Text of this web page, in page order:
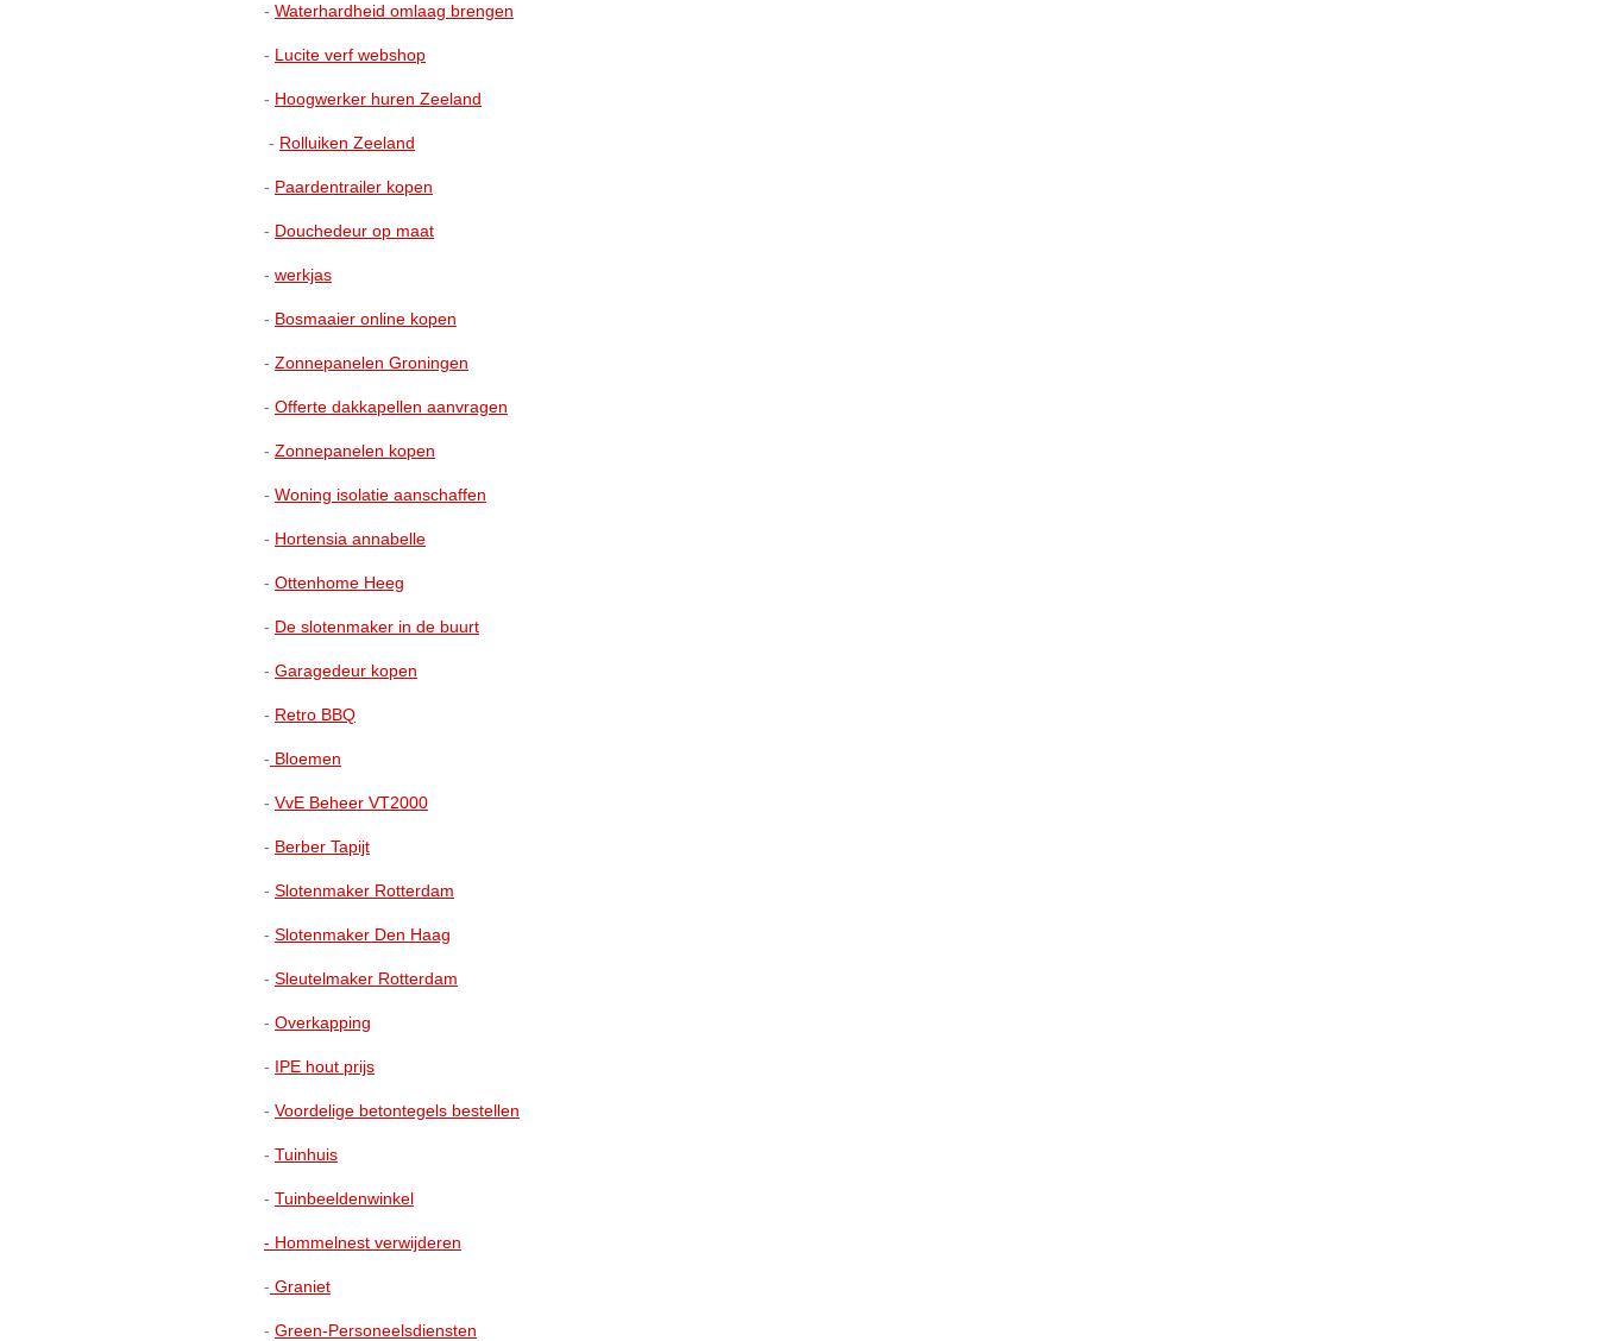
- Waterhardheid omlaag brengen
- Lucite verf webshop
- Hoogwerker huren Zeeland
- Rolluiken Zeeland
- Paardentrailer kopen
- Douchedeur op maat
- werkjas
- Bosmaaier online kopen
- Zonnepanelen Groningen
- Offerte dakkapellen aanvragen
- Zonnepanelen kopen
- Woning isolatie aanschaffen
- Hortensia annabelle
- Ottenhome Heeg
- De slotenmaker in de buurt
- Garagedeur kopen
- Retro BBQ
- Bloemen
- VvE Beheer VT2000
- Berber Tapijt
- Slotenmaker Rotterdam
- Slotenmaker Den Haag
- Sleutelmaker Rotterdam
- Overkapping
- IPE hout prijs
- Voordelige betontegels bestellen
- Tuinhuis
- Tuinbeeldenwinkel
- Hommelnest verwijderen
- Graniet
- Green-Personeelsdiensten